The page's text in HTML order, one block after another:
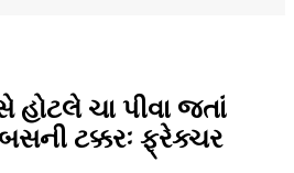
હોટલે ચા પીવા જતાં
ટક્કરઃ ફ્રેક્ચર